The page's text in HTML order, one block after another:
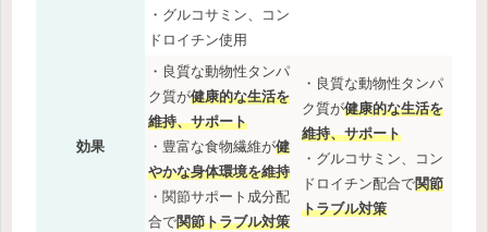
・グルコサミン、コン
ドロイチン使用
効果
・良質な動物性タンパ
ク質が健康的な生活を
維持、サポート
・豊富な食物繊維が健
やかな身体環境を維持
・関節サポート成分配
合で関節トラブル対策
・良質な動物性タンパ
ク質が健康的な生活を
維持、サポート
・グルコサミン、コン
ドロイチン配合で関節
トラブル対策